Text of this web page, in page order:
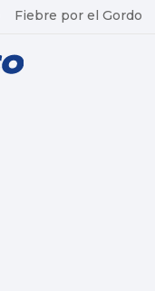
Fiebre por el Gordo